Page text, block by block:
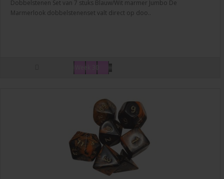
Dobbelstenen Set van 7 stuks Blauw/Wit marmer Jumbo De
Marmerlook dobbelstenenset valt direct op doo..
Week 30